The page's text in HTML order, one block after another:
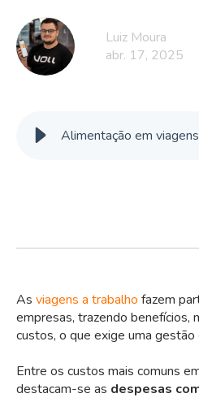
Luiz Moura
abr. 17, 2025
As viagens a trabalho fazem
empresas, trazendo benefícios,
custos, o que exige uma gestão
Entre os custos mais comuns
destacam-se as despesas